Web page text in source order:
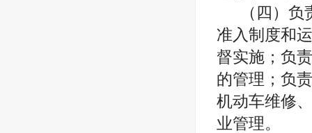
（四）
准入制度和
督实施；负
的管理；负
机动车维修
业管理。